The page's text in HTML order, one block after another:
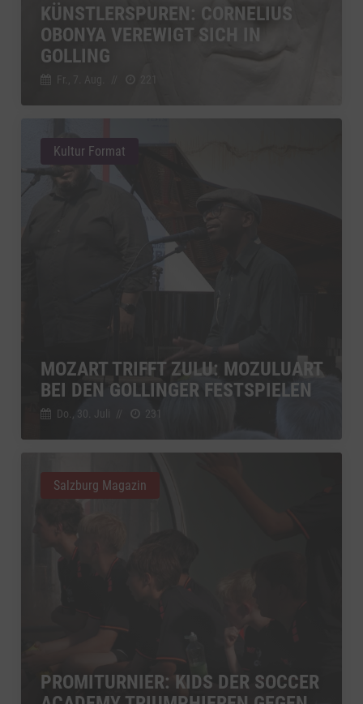
KÜNSTLERSPUREN: CORNELIUS
OBONYA VEREWIGT SICH IN
GOLLING
Fr., 7. Aug.
MOZART TRIFFT ZULU: MOZULUART
BEI DEN GOLLINGER FESTSPIELEN
Do., 30. Juli 231
Kultur Format
PROMITURNIER: KIDS DER SOCCER
Salzburg Magazin
YouTube
Google Ireland Limited, Irland Details